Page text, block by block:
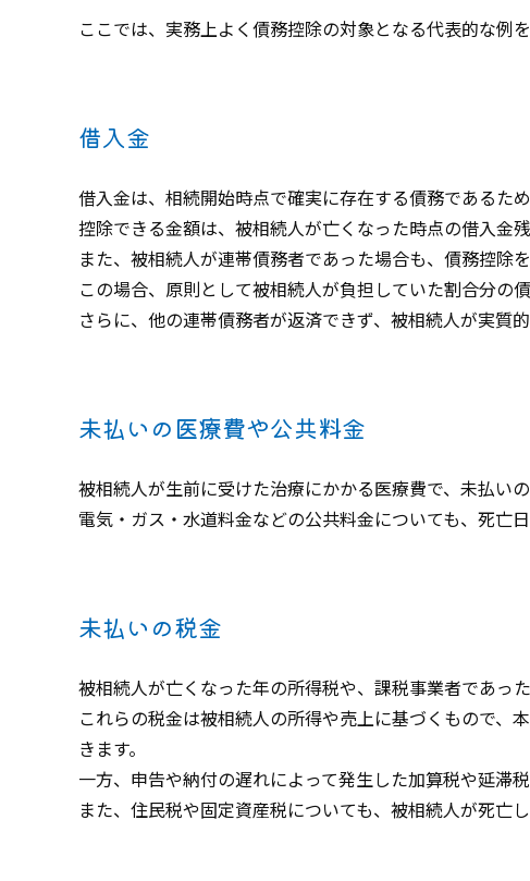
ここでは、実務上よく債務控除の対象となる代表的な例を
借入金
借入金は、相続開始時点で確実に存在する債務であるた
控除できる金額は、被相続人が亡くなった時点の借入金
また、被相続人が連帯債務者であった場合も、債務控除
この場合、原則として被相続人が負担していた割合分の
さらに、他の連帯債務者が返済できず、被相続人が実質
未払いの医療費や公共料金
被相続人が生前に受けた治療にかかる医療費で、未払い
電気・ガス・水道料金などの公共料金についても、死亡
未払いの税金
被相続人が亡くなった年の所得税や、課税事業者であっ
これらの税金は被相続人の所得や売上に基づくもので、
きます。
一方、申告や納付の遅れによって発生した加算税や延滞
また、住民税や固定資産税についても、被相続人が死亡